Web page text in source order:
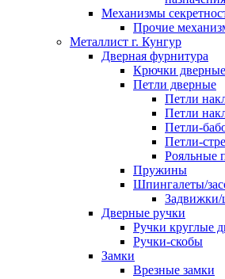
Механизмы
Прочие
Металлист г. Кунгур
Дверная фурнитура
Крючки
Петли дверные
Петли
Петли
Петли-
Петли-
Рояльные
Пружины
Шпингалеты/
Дверные ручки
Ручки круглые
Ручки-скобы
Замки
Врезные замки